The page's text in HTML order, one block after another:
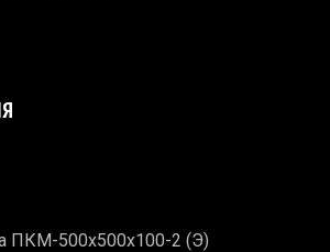
ПКМ-500х500х100-2 (Э)